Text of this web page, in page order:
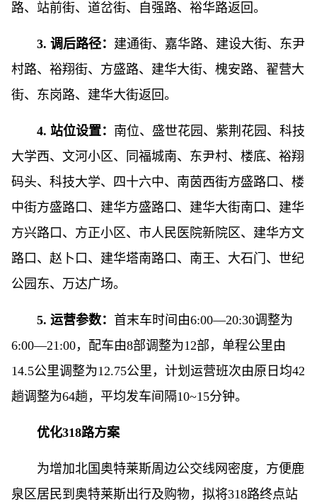
路、站前街、道岔街、自强路、裕华路返回。
3. 调后路径： 建通街、嘉华路、建设大街、东尹
村路、裕翔街、方盛路、建华大街、槐安路、翟营大
街、东岗路、建华大街返回。
4. 站位设置： 南位、盛世花园、紫荆花园、科技
大学西、文河小区、同福城南、东尹村、楼底、裕翔
码头、科技大学、四十六中、南茵西街方盛路口、楼
中街方盛路口、建华方盛路口、建华大街南口、建华
方兴路口、方正小区、市人民医院新院区、建华方文
路口、赵卜口、建华塔南路口、南王、大石门、世纪
公园东、万达广场。
5. 运营参数： 首末车时间由6:00—20:30调整为
6:00—21:00，配车由8部调整为12部，单程公里由
14.5公里调整为12.75公里，计划运营班次由原日均42
趟调整为64趟，平均发车间隔10~15分钟。
优化318路方案
为增加北国奥特莱斯周边公交线网密度，方便鹿
泉区居民到奥特莱斯出行及购物，拟将318路终点站